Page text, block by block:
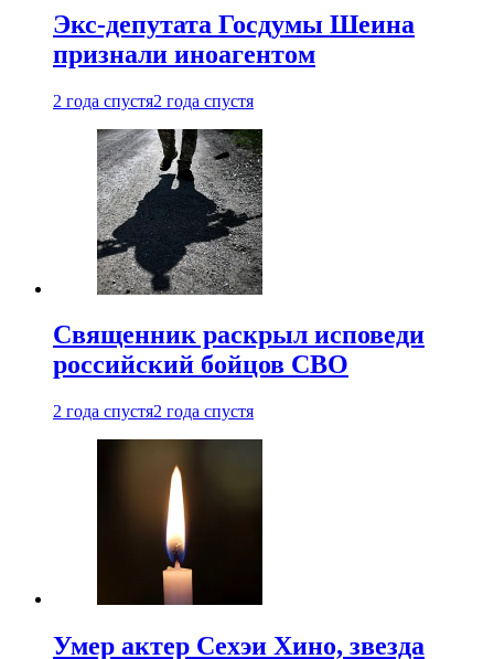
Экс-депутата Госдумы Шеина
признали иноагентом
2 года спустя2 года спустя
Священник раскрыл исповеди
российский бойцов СВО
2 года спустя2 года спустя
Умер актер Сехэи Хино, звезда